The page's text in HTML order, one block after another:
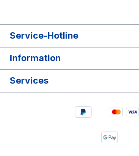
Service-Hotline
Information
Services